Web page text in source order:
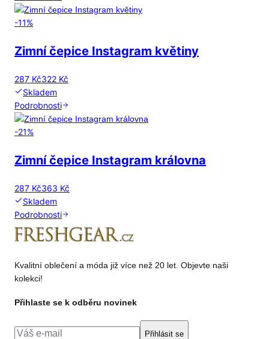
-11%
Zimní čepice Instagram květiny
287 Kč322 Kč
Skladem
Podrobnosti
-21%
Zimní čepice Instagram královna
287 Kč363 Kč
Skladem
Podrobnosti
Kvalitní oblečení a móda již více než 20 let. Objevte naši
kolekci!
Přihlaste se k odběru novinek
Přihlásit se